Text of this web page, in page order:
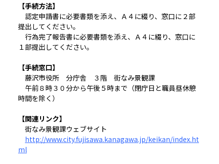
【手続方法】
認定申請書に必要書類を添え、Ａ４に綴り、窓口に２部
提出してください。
行為完了報告書に必要書類を添え、Ａ４に綴り、窓口に
１部提出してください。
【手続窓口】
藤沢市役所 分庁舎 ３階 街なみ景観課
午前８時３０分から午後５時まで（閉庁日と職員昼休憩
時間を除く）
【関連リンク】
街なみ景観課ウェブサイト
http://www.city.fujisawa.kanagawa.jp/keikan/index.ht
ml